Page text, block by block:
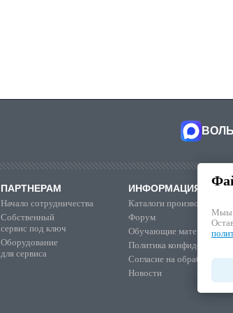
ПАРТНЕРАМ
Начало сотрудничества
Собственный
сервис под ключ
Оборудование
для сервиса
ИНФОРМАЦИЯ
Каталоги производителей
Форум
Обучающие материалы
Политика
Согласие на обработку ПД
Новости
Мыы